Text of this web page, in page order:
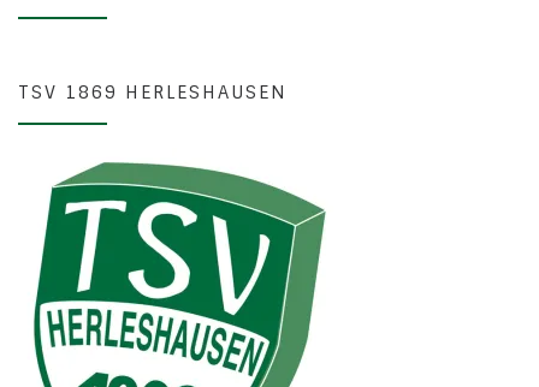
TSV 1869 HERLESHAUSEN